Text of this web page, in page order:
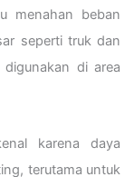
menahan beban
seperti truk dan
di area
karena daya
terutama untuk